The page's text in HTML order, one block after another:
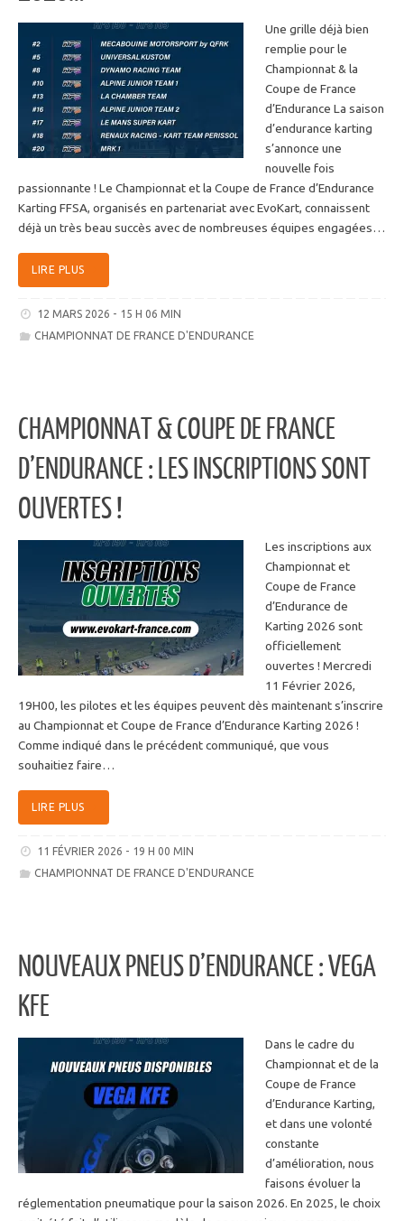
Une grille déjà bien
remplie pour le
Championnat & la
Coupe de France
d’Endurance La saison
d’endurance karting
s’annonce une
nouvelle fois
passionnante ! Le Championnat et la Coupe de France d’Endurance
Karting FFSA, organisés en partenariat avec EvoKart, connaissent
déjà un très beau succès avec de nombreuses équipes engagées…
LIRE PLUS
12 MARS 2026 - 15 H 06 MIN
CHAMPIONNAT DE FRANCE D'ENDURANCE
CHAMPIONNAT & COUPE DE FRANCE
D’ENDURANCE : LES INSCRIPTIONS SONT
OUVERTES !
Les inscriptions aux
Championnat et
Coupe de France
d’Endurance de
Karting 2026 sont
officiellement
ouvertes ! Mercredi
11 Février 2026,
19H00, les pilotes et les équipes peuvent dès maintenant s’inscrire
au Championnat et Coupe de France d’Endurance Karting 2026 !
Comme indiqué dans le précédent communiqué, que vous
souhaitiez faire…
LIRE PLUS
11 FÉVRIER 2026 - 19 H 00 MIN
CHAMPIONNAT DE FRANCE D'ENDURANCE
NOUVEAUX PNEUS D’ENDURANCE : VEGA
KFE
Dans le cadre du
Championnat et de la
Coupe de France
d’Endurance Karting,
et dans une volonté
constante
d’amélioration, nous
faisons évoluer la
réglementation pneumatique pour la saison 2026. En 2025, le choix